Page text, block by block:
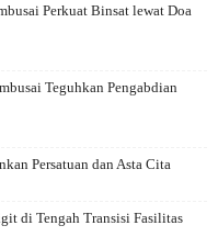
Perkuat Binsat lewat Doa
Teguhkan Pengabdian
Persatuan dan Asta Cita
di Tengah Transisi Fasilitas